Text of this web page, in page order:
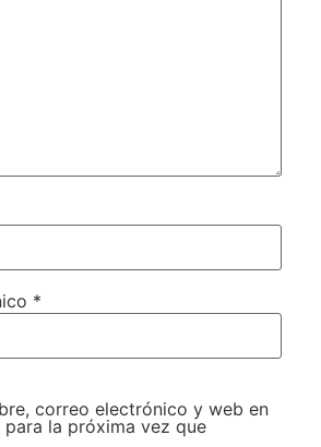
*
correo electrónico y web en
la próxima vez que